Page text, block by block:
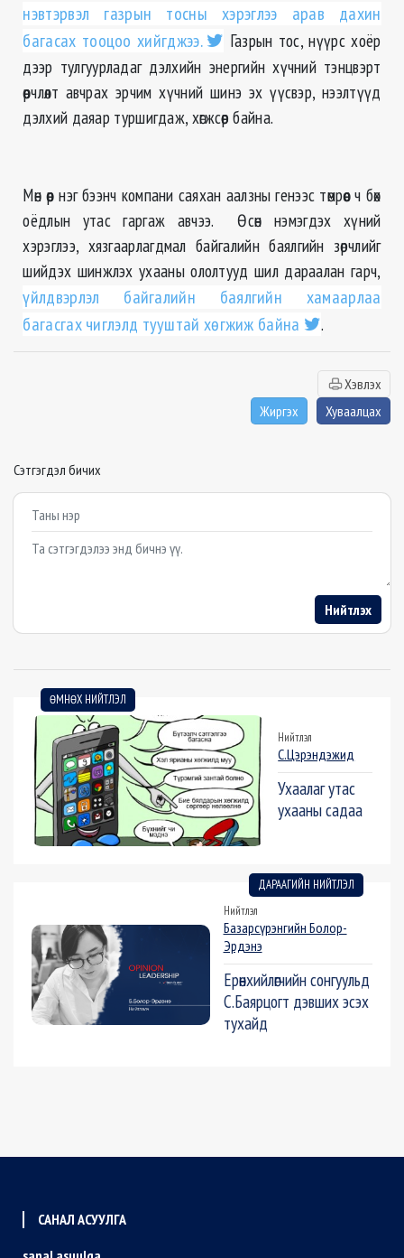
нэвтэрвэл газрын тосны хэрэглээ арав дахин
багасах тооцоо хийгджээ.
Газрын тос, нүүрс хоёр
дээр тулгуурладаг дэлхийн энергийн хүчний тэнцвэрт
өөрчлөлт авчрах эрчим хүчний шинэ эх үүсвэр, нээлтүүд
дэлхий даяар туршигдаж, хөгжсөөр байна.
Мөн өөр нэг бээнч компани саяхан аалзны генээс төмрөөс ч бөх
оёдлын утас гаргаж авчээ. Өсөн нэмэгдэх хүний
хэрэглээ, хязгаарлагдмал байгалийн баялгийн зөрчлийг
шийдэх шинжлэх ухааны ололтууд шил дараалан гарч,
үйлдвэрлэл байгалийн баялгийн хамаарлаа
багасгах чиглэлд тууштай хөгжиж байна
.
Хэвлэх
Жиргэх
Хуваалцах
Сэтгэгдэл бичих
Example textarea
Нийтлэх
ӨМНӨХ НИЙТЛЭЛ
Нийтлэл
С.Цэрэндэжид
Ухаалаг утас
ухааны садаа
ДАРААГИЙН НИЙТЛЭЛ
Нийтлэл
Базарсүрэнгийн Болор-
Эрдэнэ
Ерөнхийлөгчийн сонгуульд
С.Баярцогт дэвших эсэх
тухайд
САНАЛ АСУУЛГА